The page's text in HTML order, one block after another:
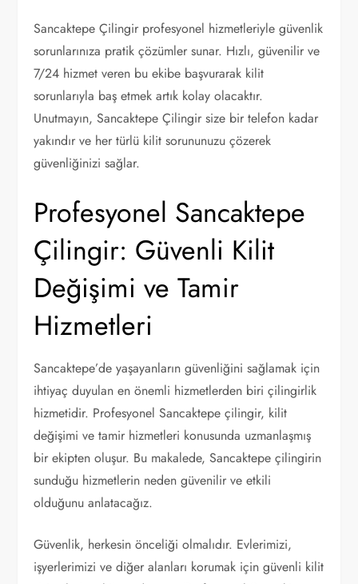
Sancaktepe Çilingir profesyonel hizmetleriyle güvenlik
sorunlarınıza pratik çözümler sunar. Hızlı, güvenilir ve
7/24 hizmet veren bu ekibe başvurarak kilit
sorunlarıyla baş etmek artık kolay olacaktır.
Unutmayın, Sancaktepe Çilingir size bir telefon kadar
yakındır ve her türlü kilit sorununuzu çözerek
güvenliğinizi sağlar.
Profesyonel Sancaktepe
Çilingir: Güvenli Kilit
Değişimi ve Tamir
Hizmetleri
Sancaktepe’de yaşayanların güvenliğini sağlamak için
ihtiyaç duyulan en önemli hizmetlerden biri çilingirlik
hizmetidir. Profesyonel Sancaktepe çilingir, kilit
değişimi ve tamir hizmetleri konusunda uzmanlaşmış
bir ekipten oluşur. Bu makalede, Sancaktepe çilingirin
sunduğu hizmetlerin neden güvenilir ve etkili
olduğunu anlatacağız.
Güvenlik, herkesin önceliği olmalıdır. Evlerimizi,
işyerlerimizi ve diğer alanları korumak için güvenli kilit